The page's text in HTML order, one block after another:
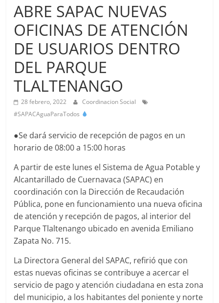
Potable
Alcantarillado
Municipio
de
Cuernavaca
ABRE SAPAC NUEVAS
OFICINAS DE ATENCIÓN
DE USUARIOS DENTRO
DEL PARQUE
TLALTENANGO
28 febrero, 2022
Coordinacion Social
#SAPACAguaParaTodos
●Se dará servicio de recepción de pagos en un
horario de 08:00 a 15:00 horas
A partir de este lunes el Sistema de Agua Potable y
Alcantarillado de Cuernavaca (SAPAC) en
coordinación con la Dirección de Recaudación
Pública, pone en funcionamiento una nueva oficina
de atención y recepción de pagos, al interior del
Parque Tlaltenango ubicado en avenida Emiliano
Zapata No. 715.
La Directora General del SAPAC, refirió que con
estas nuevas oficinas se contribuye a acercar el
servicio de pago y atención ciudadana en esta zona
del municipio, a los habitantes del poniente y norte